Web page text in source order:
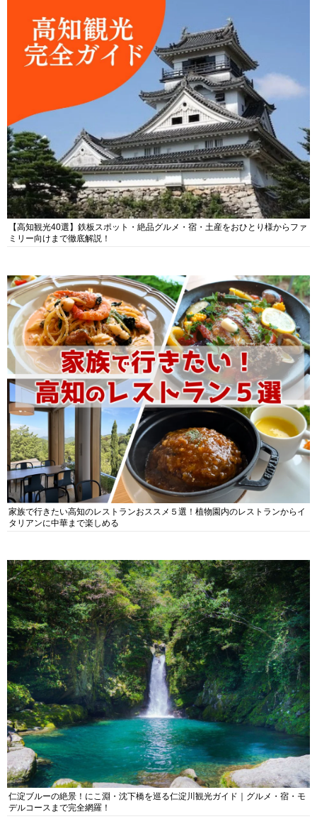
【高知観光40選】鉄板スポット・絶品グルメ・宿・土産をおひとり様からファ
ミリー向けまで徹底解説！
家族で行きたい高知のレストランおススメ５選！植物園内のレストランからイ
タリアンに中華まで楽しめる
仁淀ブルーの絶景！にこ淵・沈下橋を巡る仁淀川観光ガイド｜グルメ・宿・モ
デルコースまで完全網羅！